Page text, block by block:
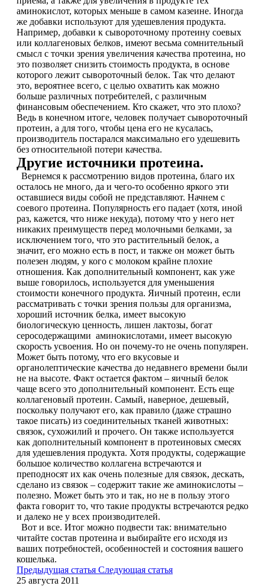
Подарочные сертификаты
Фитнес резинки
Полезные продукты
НАЗАД
Снеки и шоколад
Соусы и Топпинги
Распродажа!
Распродажа NOW
аминокислот, которых меньше в самом казеине. Иногда
же добавки используют для удешевления продукта.
Например, добавки к сывороточному протеину соевых
или коллагеновых белков, имеют весьма сомнительный
смысл с точки зрения увеличения качества протеина, но
это позволяет снизить стоимость продукта, в основе
которого лежит сывороточный белок. Так что делают
это, вероятнее всего, с целью охватить как можно
больше различных потребителей, с различным
финансовым обеспечением. Кто скажет, что это плохо?
Ведь в конечном итоге, человек получает сывороточный
протеин, а для того, чтобы цена его не кусалась,
производитель постарался максимально его удешевить
без относительной потери качества.
Другие источники протеина.
Вернемся к рассмотрению видов протеина, благо их
осталось не много, да и чего-то особенно яркого эти
оставшиеся виды собой не представляют. Начнем с
соевого протеина. Популярность его падает (хотя, иной
раз, кажется, что ниже некуда), потому что у него нет
никаких преимуществ перед молочными белками, за
исключением того, что это растительный белок, а
значит, его можно есть в пост, и также он может быть
полезен людям, у кого с молоком крайне плохие
отношения. Как дополнительный компонент, как уже
выше говорилось, используется для уменьшения
стоимости конечного продукта. Яичный протеин, если
рассматривать с точки зрения пользы для организма,
хороший источник белка, имеет высокую
биологическую ценность, лишен лактозы, богат
серосодержащими аминокислотами, имеет высокую
скорость усвоения. Но он почему-то не очень популярен.
Может быть потому, что его вкусовые и
органолептические качества до недавнего времени были
не на высоте. Факт остается фактом – яичный белок
чаще всего это дополнительный компонент. Есть еще
коллагеновый протеин. Самый, наверное, дешевый,
поскольку получают его, как правило (даже страшно
такое писать) из соединительных тканей животных:
связок, сухожилий и прочего. Он также используется
как дополнительный компонент в протеиновых смесях
для удешевления продукта. Хотя продукты, содержащие
большое количество коллагена встречаются и
преподносят их как очень полезные для связок, дескать,
сделано из связок – содержит такие же аминокислоты –
полезно. Может быть это и так, но не в пользу этого
факта говорит то, что такие продукты встречаются редко
и далеко не у всех производителей.
Вот и все. Итог можно подвести так: внимательно
читайте состав протеина и выбирайте его исходя из
ваших потребностей, особенностей и состояния вашего
кошелька.
Предыдущая статья Следующая статья
25 августа 2011